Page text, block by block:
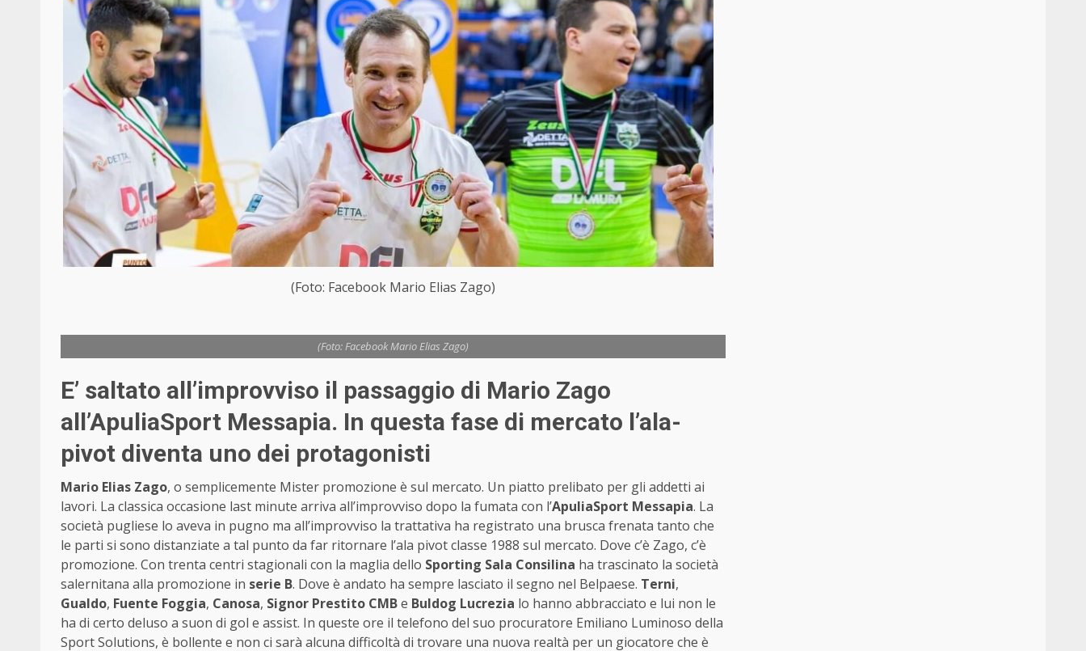
(Foto: Facebook Mario Elias Zago)
(Foto: Facebook Mario Elias Zago)
E’ saltato all’improvviso il passaggio di Mario Zago
all’ApuliaSport Messapia. In questa fase di mercato l’ala-
pivot diventa uno dei protagonisti
Mario Elias Zago, o semplicemente Mister promozione è sul mercato. Un piatto prelibato per gli addetti ai
lavori. La classica occasione last minute arriva all’improvviso dopo la fumata con l’ApuliaSport Messapia. La
società pugliese lo aveva in pugno ma all’improvviso la trattativa ha registrato una brusca frenata tanto che
le parti si sono distanziate a tal punto da far ritornare l’ala pivot classe 1988 sul mercato. Dove c’è Zago, c’è
promozione. Con trenta centri stagionali con la maglia dello Sporting Sala Consilina ha trascinato la società
salernitana alla promozione in serie B. Dove è andato ha sempre lasciato il segno nel Belpaese. Terni,
Gualdo, Fuente Foggia, Canosa, Signor Prestito CMBe Buldog Lucrezia lo hanno abbracciato e lui non le
ha di certo deluso a suon di gol e assist. In queste ore il telefono del suo procuratore Emiliano Luminoso della
Sport Solutions, è bollente e non ci sarà alcuna difficoltà di trovare una nuova realtà per un giocatore che è